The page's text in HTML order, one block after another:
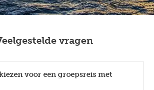
vragen
voor een groepsreis met